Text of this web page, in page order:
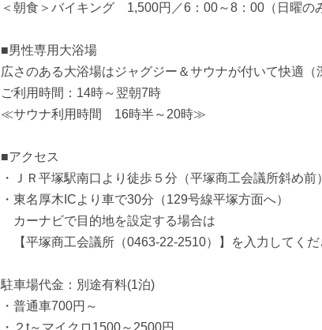
＜朝食＞バイキング 1,500円／6：00～8：00（日曜の
■男性専用大浴場
広さのある大浴場はジャグジー＆サウナが付いて快適（
ご利用時間：14時～翌朝7時
≪サウナ利用時間 16時半～20時≫
■アクセス
・ＪＲ平塚駅南口より徒歩５分（平塚商工会議所斜め前）
・東名厚木ICより車で30分（129号線平塚方面へ）
カーナビで目的地を設定する場合は
【平塚商工会議所（0463-22-2510）】を入力してくだ
駐車場代金：別途有料(1泊)
・普通車700円～
・２t～マイクロ1500～2500円